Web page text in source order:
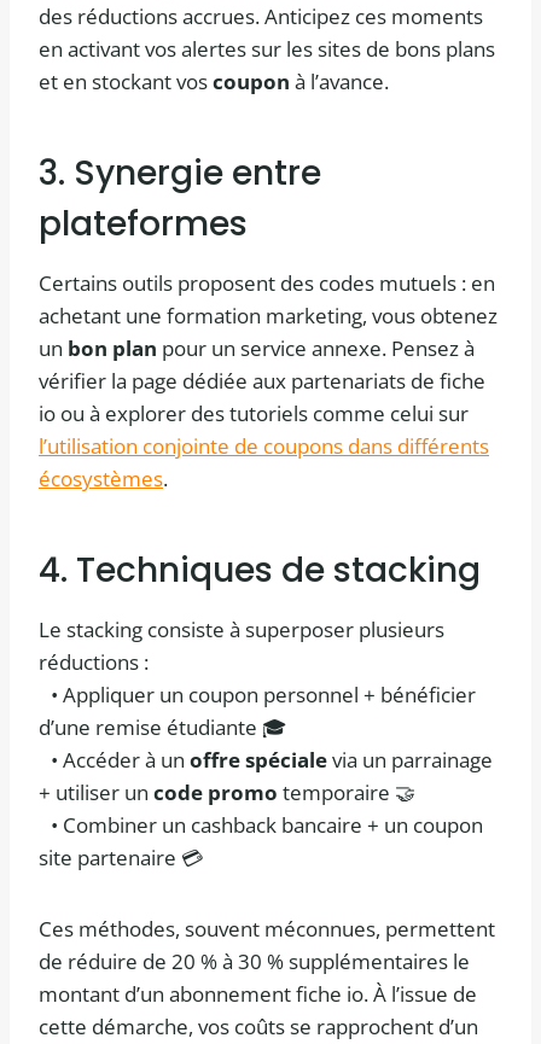
des réductions accrues. Anticipez ces moments
en activant vos alertes sur les sites de bons plans
et en stockant voscoupon à l’avance.
3. Synergie entre
plateformes
Certains outils proposent des codes mutuels : en
achetant une formation marketing, vous obtenez
un bon plan pour un service annexe. Pensez à
vérifier la page dédiée aux partenariats de fiche
io ou à explorer des tutoriels comme celui sur
l’utilisation conjointe de coupons dans différents
écosystèmes.
4. Techniques de stacking
Le stacking consiste à superposer plusieurs
réductions :
• Appliquer un coupon personnel + bénéficier
d’une remise étudiante 🎓
• Accéder à un offre spécialevia un parrainage
+ utiliser un code promo temporaire 🤝
• Combiner un cashback bancaire + un coupon
site partenaire 💳
Ces méthodes, souvent méconnues, permettent
de réduire de 20 % à 30 % supplémentaires le
montant d’un abonnement fiche io. À l’issue de
cette démarche, vos coûts se rapprochent d’un